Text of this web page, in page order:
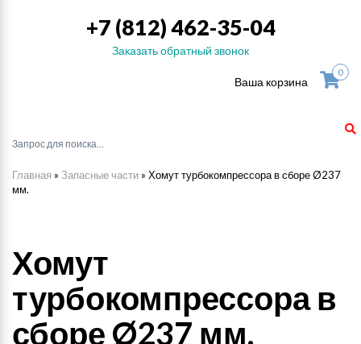
+7 (812) 462-35-04
Заказать обратный звонок
Ваша корзина
0
Главная » Запасные части » Хомут турбокомпрессора в сборе Ø237
мм.
Хомут
турбокомпрессора в
сборе Ø237 мм.